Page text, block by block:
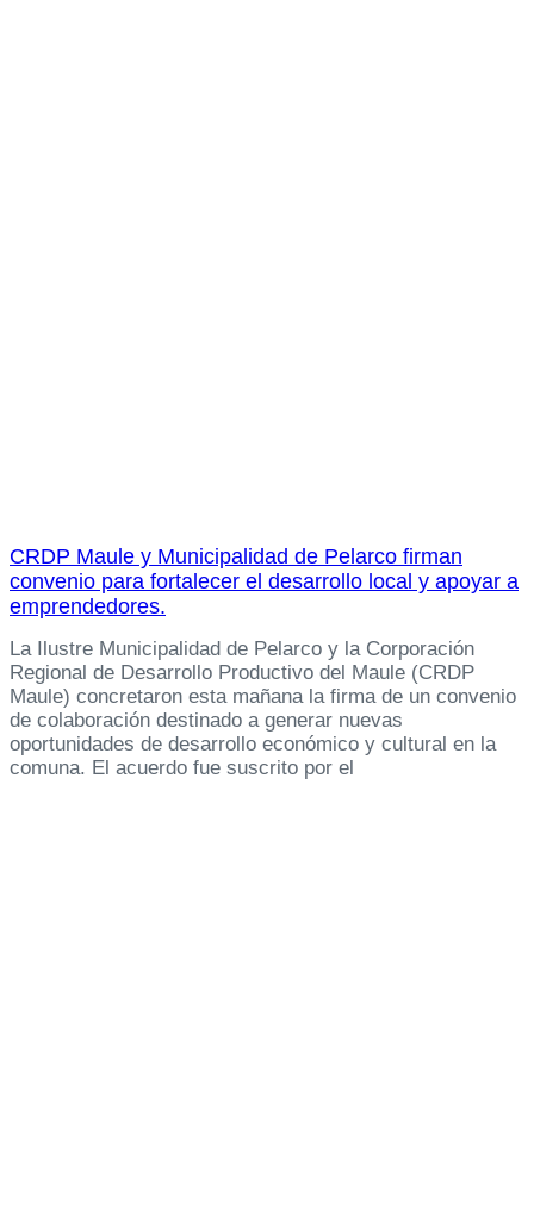
CRDP Maule y Municipalidad de Pelarco firman
convenio para fortalecer el desarrollo local y apoyar a
emprendedores.
La Ilustre Municipalidad de Pelarco y la Corporación
Regional de Desarrollo Productivo del Maule (CRDP
Maule) concretaron esta mañana la firma de un convenio
de colaboración destinado a generar nuevas
oportunidades de desarrollo económico y cultural en la
comuna. El acuerdo fue suscrito por el